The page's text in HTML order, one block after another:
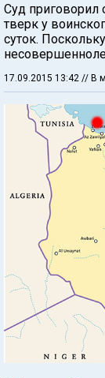
Суд приговорил
тверк у
суток.
17.09.2015 13:42 // В